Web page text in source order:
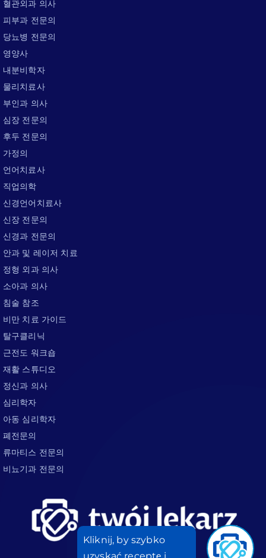
혈관외과 의사
피부과 전문의
당뇨병 전문의
영양사
내분비학자
물리치료사
부인과 의사
심장 전문의
후두 전문의
가정의
언어치료사
직업의학
신경언어치료사
신장 전문의
신경과 전문의
안과 및 레이저 치료
정형 외과 의사
소아과 의사
침술 참조
비만 치료 가이드
탈구클리닉
근전도 워크숍
재활 스튜디오
정신과 의사
심리학자
아동 심리학자
폐전문의
류마티스 전문의
비뇨기과 전문의